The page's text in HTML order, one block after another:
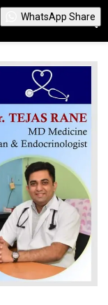
WhatsApp Share